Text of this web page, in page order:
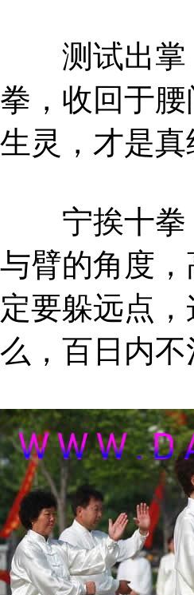
测试出掌：
拳，收回于
生灵，才是真
宁挨十拳，
与臂的角度
定要躲远点
么，百日内不